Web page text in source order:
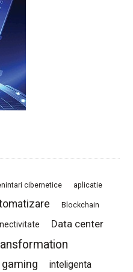
cibernetice aplicatie
Blockchain
Data center
gaming
inteligenta